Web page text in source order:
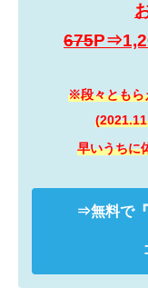
675
※段々ともら
早いうちに
⇒無料で